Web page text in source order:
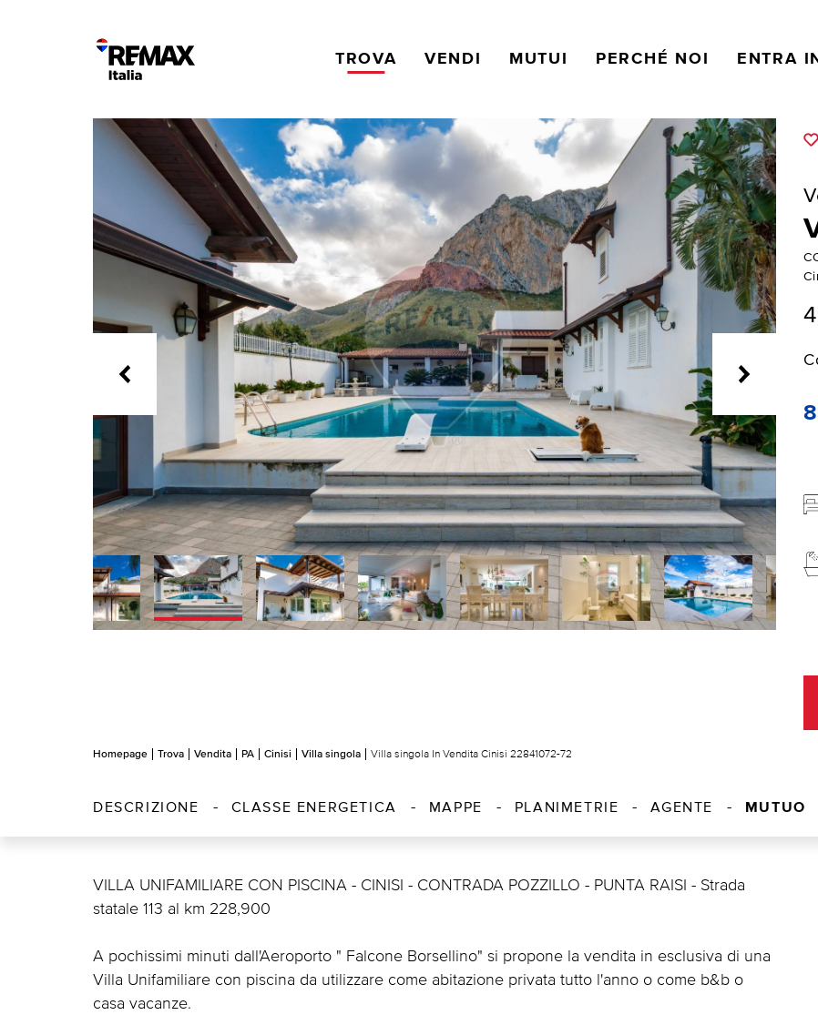
TROVA VENDI MUTUI PERCHÉ NOI ENTRA
Homepage Trova Vendita PA Cinisi Villa singola Villa singola In Vendita Cinisi 22841072-72
DESCRIZIONE CLASSE ENERGETICA MAPPE PLANIMETRIE AGENTE MUTUO
VILLA UNIFAMILIARE CON PISCINA - CINISI - CONTRADA POZZILLO - PUNTA RAISI - Strada
statale 113 al km 228,900
A pochissimi minuti dall'Aeroporto " Falcone Borsellino" si propone la vendita in esclusiva di una
Villa Unifamiliare con piscina da utilizzare come abitazione privata tutto l'anno o come b&b o
casa vacanze.